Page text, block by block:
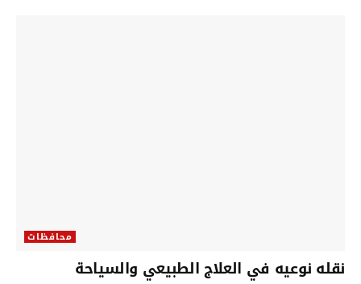
محافظات
نقله نوعيه في العلاج الطبيعي والسياحة